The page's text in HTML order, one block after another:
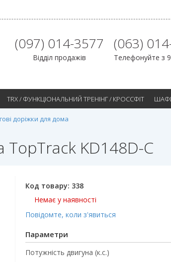
(063)
Телефонуйте з
(097) 014-3577
Відділ продажів
TRX / ФУНКЦІОНАЛЬНИЙ ТРЕНІНГ / КРОССФІТ
доріжки для дома
TopTrack KD148D-C
Код товару: 338
Немає у наявності
Повідомте, коли з'явиться
Параметри
Потужність двигуна (к.с.)